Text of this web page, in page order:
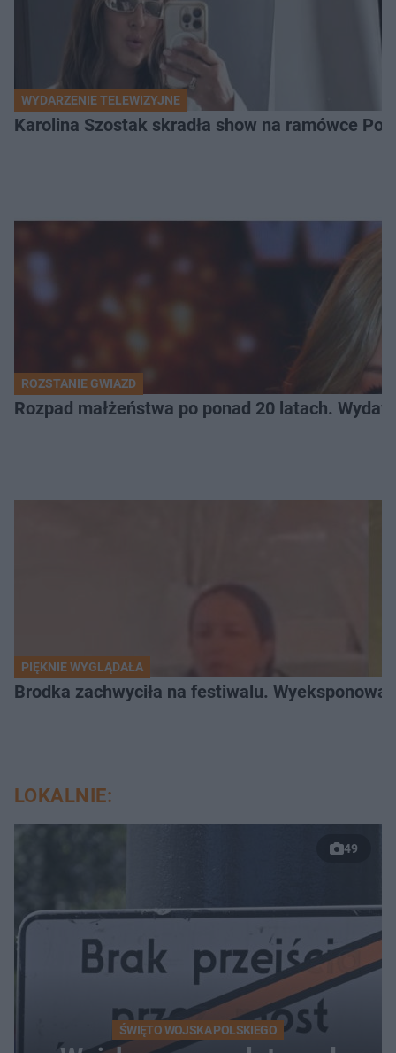
WYDARZENIE TELEWIZYJNE
Karolina Szostak skradła show na ramówce
ROZSTANIE GWIAZD
Rozpad małżeństwa po ponad 20 latach.
PIĘKNIE WYGLĄDAŁA
Brodka zachwyciła na festiwalu.
LOKALNIE:
49
ŚWIĘTO WOJSKA POLSKIEGO